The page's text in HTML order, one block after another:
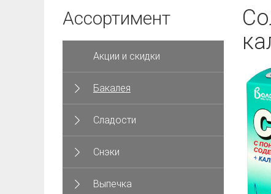
Ассортимент
Акции и скидки
Бакалея
Сладости
Снэки
Выпечка